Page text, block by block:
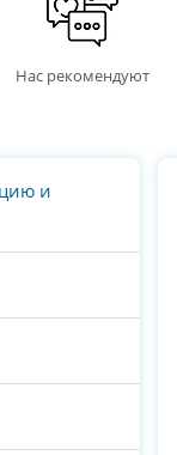
Нас рекомендуют
и